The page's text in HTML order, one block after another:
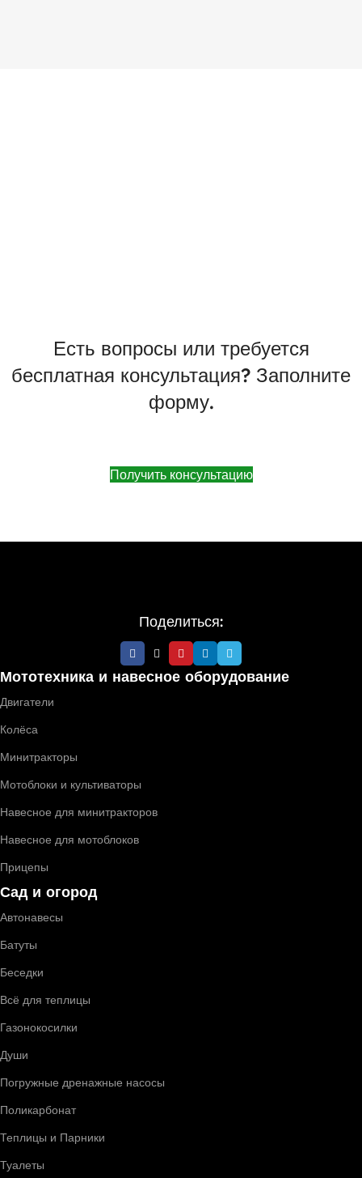
Есть вопросы или требуется
бесплатная консультация? Заполните
форму.
Получить консультацию
Поделиться:
Мототехника и навесное оборудование
Двигатели
Колёса
Минитракторы
Мотоблоки и культиваторы
Навесное для минитракторов
Навесное для мотоблоков
Прицепы
Сад и огород
Автонавесы
Батуты
Беседки
Всё для теплицы
Газонокосилки
Души
Погружные дренажные насосы
Поликарбонат
Теплицы и Парники
Туалеты